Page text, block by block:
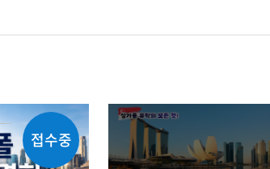
접수중